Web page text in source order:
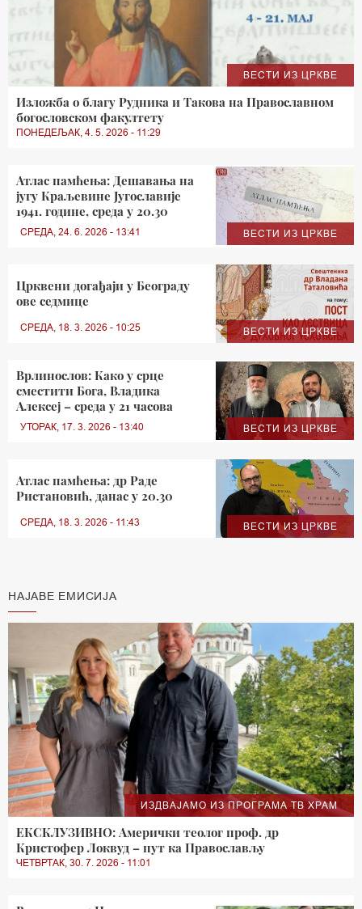
ВЕСТИ ИЗ ЦРКВЕ
Изложба о благу Рудника и Такова на Православном
богословском факултету
ПОНЕДЕЉАК, 4. 5. 2026 - 11:29
ВЕСТИ ИЗ ЦРКВЕ
Атлас памћења: Дешавања на
југу Краљевине Југославије
1941. године, среда у 20.30
СРЕДА, 24. 6. 2026 - 13:41
ВЕСТИ ИЗ ЦРКВЕ
Црквени догађаји у Београду
ове седмице
СРЕДА, 18. 3. 2026 - 10:25
ВЕСТИ ИЗ ЦРКВЕ
Врлинослов: Како у срце
сместити Бога, Владика
Алексеј – среда у 21 часова
УТОРАК, 17. 3. 2026 - 13:40
ВЕСТИ ИЗ ЦРКВЕ
Атлас памћења: др Раде
Ристановић, данас у 20.30
СРЕДА, 18. 3. 2026 - 11:43
НАЈАВЕ ЕМИСИЈА
ИЗДВАЈАМО ИЗ ПРОГРАМА ТВ ХРАМ
ЕКСКЛУЗИВНО: Амерички теолог проф. др
Кристофер Локвуд – пут ка Православљу
ЧЕТВРТАК, 30. 7. 2026 - 11:01